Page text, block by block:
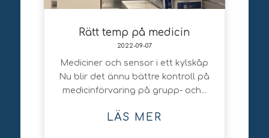
Rätt temp på medicin
2022-09-07
Mediciner och sensor i ett kylskåp
Nu blir det ännu bättre kontroll på
medicinförvaring på grupp- och...
LÄS MER